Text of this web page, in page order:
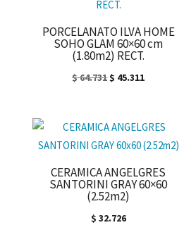
PORCELANATO ILVA HOME
SOHO GLAM 60×60 cm
(1.80m2) RECT.
$64.731 El
era:
$ 64.731.
$ 45.311El
es:
$ 45.311.
CERAMICA ANGELGRES
SANTORINI GRAY 60×60
(2.52m2)
$ 32.726